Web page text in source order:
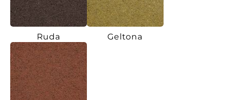
Ruda Geltona